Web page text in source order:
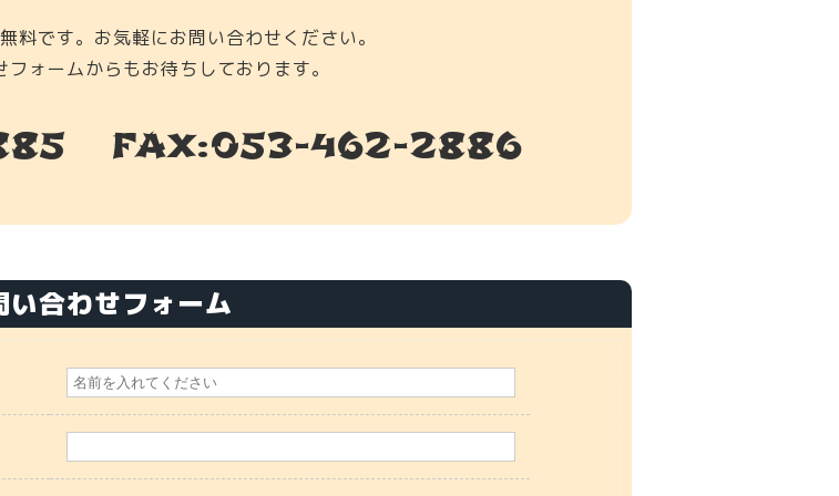
料です。お気軽にお問い合わせください。
ォームからもお待ちしております。
FAX:053-462-2886
い合わせフォーム